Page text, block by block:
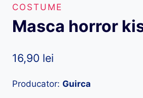
COSTUME
Masca horror
16,90 lei
Producator: Guirca